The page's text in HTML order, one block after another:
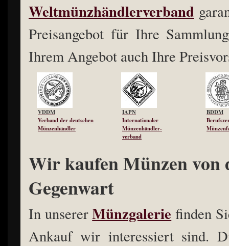
Weltmünzhändlerverband
Preisangebot für Ihre
Ihrem Angebot auch Ihre
VDDM
Verband der deutschen
Münzenhändler
IAPN
Internationaler
Münzenhändler-
verband
BDDM
Wir kaufen Münzen
Gegenwart
In unsererMünzgalerie finden
Ankauf wir interessiert sind.